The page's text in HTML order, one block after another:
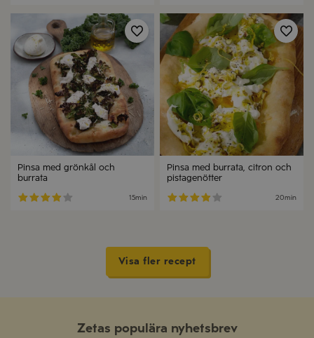
Spara
Pinsa med grönkål och
burrata
15min
Pinsa med burrata, citron och
pistagenötter
20min
Visa fler recept
Zetas populära nyhetsbrev